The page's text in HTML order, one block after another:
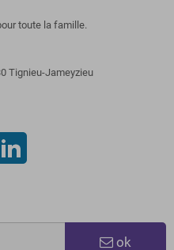
toute la famille.
Tignieu-Jameyzieu
ok